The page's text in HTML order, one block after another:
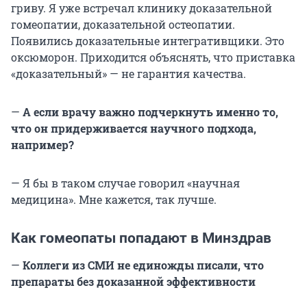
гриву. Я уже встречал клинику доказательной
гомеопатии, доказательной остеопатии.
Появились доказательные интегративщики. Это
оксюморон. Приходится объяснять, что приставка
«доказательный» — не гарантия качества.
— А если врачу важно подчеркнуть именно то,
что он придерживается научного подхода,
например?
— Я бы в таком случае говорил «научная
медицина». Мне кажется, так лучше.
Как гомеопаты попадают в Минздрав
— Коллеги из СМИ не единожды писали, что
препараты без доказанной эффективности